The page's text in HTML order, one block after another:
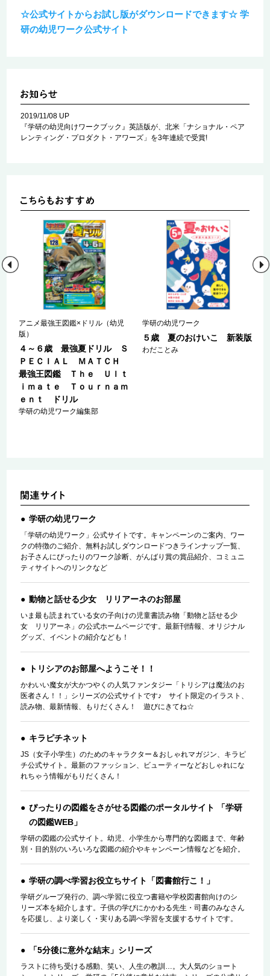
☆公式サイトからお試し版がダウンロードできます☆ 学
研の幼児ワーク公式サイト
2019/11/08 UP
『学研の幼児向けワークブック』英語版が、北米「ナショナル・ペア
レンティング・プロダクト・アワーズ」を3年連続で受賞!
アニメ最強王図鑑×ドリル（幼児
版）
４～６歳 最強夏ドリル Ｓ
ＰＥＣＩＡＬ ＭＡＴＣＨ
最強王図鑑 Ｔｈｅ Ｕｌｔ
ｉｍａｔｅ Ｔｏｕｒｎａｍ
ｅｎｔ ドリル
学研の幼児ワーク編集部
学研の幼児ワーク
５歳 夏のおけいこ 新装版
わだことみ
学研の幼児ワーク
「学研の幼児ワーク」公式サイトです。キャンペーンのご案内、ワー
クの特徴のご紹介、無料お試しダウンロードつきラインナップ一覧、
お子さんにぴったりのワーク診断、がんばり賞の賞品紹介、コミュニ
ティサイトへのリンクなど
動物と話せる少女 リリアーネのお部屋
いま最も読まれている女の子向けの児童書読み物「動物と話せる少
女 リリアーネ」の公式ホームページです。最新刊情報、オリジナル
グッズ、イベントの紹介なども！
トリシアのお部屋へようこそ！！
かわいい魔女が大かつやくの人気ファンタジー「トリシアは魔法のお
医者さん！！」シリーズの公式サイトです♪ サイト限定のイラスト、
読み物、最新情報、もりだくさん！ 遊びにきてね☆
キラピチネット
JS（女子小学生）のためのキャラクター＆おしゃれマガジン、キラピ
チ公式サイト。最新のファッション、ビューティーなどおしゃれにな
れちゃう情報がもりだくさん！
ぴったりの図鑑をさがせる図鑑のポータルサイト 「学研
の図鑑WEB」
学研の図鑑の公式サイト。幼児、小学生から専門的な図鑑まで、年齢
別・目的別のいろいろな図鑑の紹介やキャンペーン情報などを紹介。
学研の調べ学習お役立ちサイト「図書館行こ！」
学研グループ発行の、調べ学習に役立つ書籍や学校図書館向けのシ
リーズ本を紹介します。子供の学びにかかわる先生・司書のみなさん
を応援し、より楽しく・実りある調べ学習を支援するサイトです。
「5分後に意外な結末」シリーズ
ラストに待ち受ける感動、笑い、人生の教訓…。大人気のショート